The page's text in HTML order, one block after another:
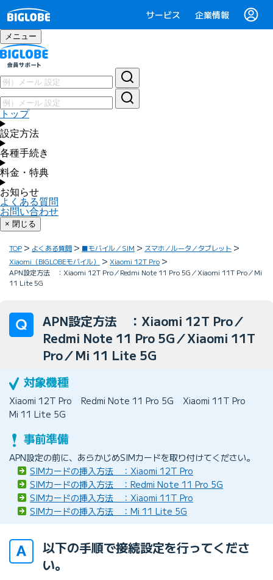
サービス 企業情報
メニュー
トップ
設定方法
各種手続き
料金・特典
お知らせ
よくある質問
お問い合わせ
× 閉じる
TOP よくある質問 ■モバイル／SIM
スマホ／ルータ／タブレット
Xiaomi（BIGLOBEモバイル）
Xiaomi 12T Pro
APN設定方法 ：Xiaomi 12T Pro／Redmi Note 11 Pro 5G／Xiaomi 11T Pro／Mi
11 Lite 5G
APN設定方法 ：Xiaomi 12T Pro／
Redmi Note 11 Pro 5G／Xiaomi 11T
Pro／Mi 11 Lite 5G
Xiaomi 12T Pro Redmi Note 11 Pro 5G
Xiaomi 11T Pro
Mi 11 Lite 5G
APN設定の前に、あらかじめSIMカードを取り付けてください。
SIMカードの挿入方法 ：Xiaomi 12T Pro
SIMカードの挿入方法 ：Redmi Note 11 Pro 5G
SIMカードの挿入方法 ：Xiaomi 11T Pro
SIMカードの挿入方法 ：Mi 11 Lite 5G
以下の手順で接続設定を行ってくださ
い。